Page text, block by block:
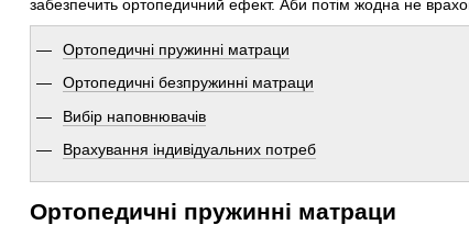
забезпечить ортопедичний ефект. Аби потім жодна не
Ортопедичні пружинні матраци
Ортопедичні безпружинні матраци
Вибір наповнювачів
Врахування індивідуальних потреб
Ортопедичні пружинні матраци